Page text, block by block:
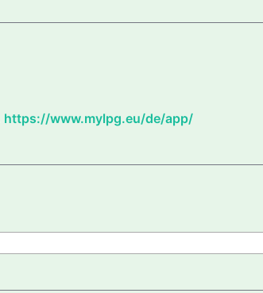
https://www.mylpg.eu/de/app/